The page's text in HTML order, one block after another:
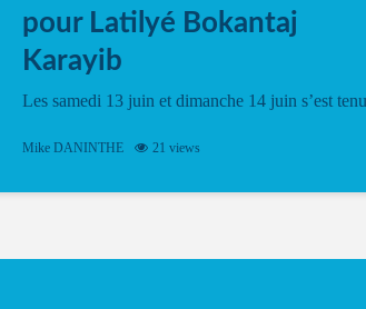
pour Latilyé Bokantaj
Karayib
Les samedi 13 juin et dimanche 14 juin s’est tenu
vibrant à Pierrot Narouman, organisé par
spectacle de fin d’année, présenté à la salle...
Mike DANINTHE 21 views